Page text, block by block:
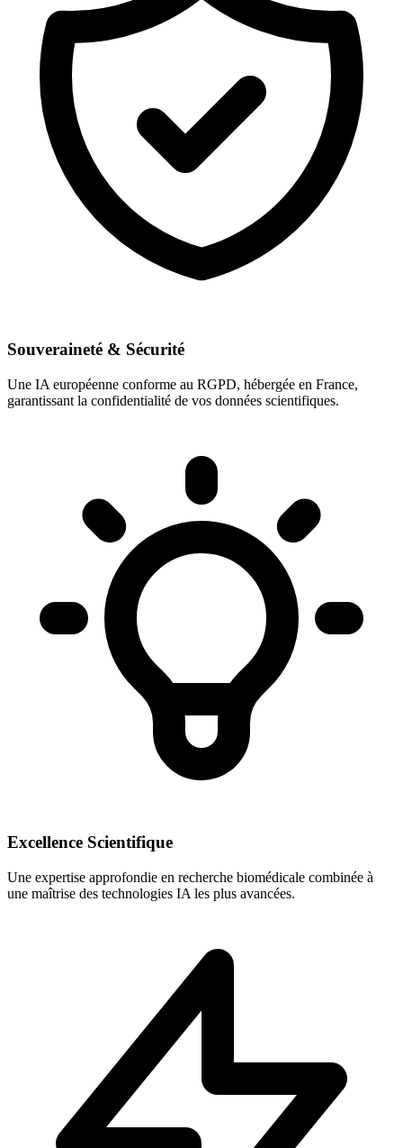
Souveraineté & Sécurité
Une IA européenne conforme au RGPD, hébergée en France,
garantissant la confidentialité de vos données scientifiques.
Excellence Scientifique
Une expertise approfondie en recherche biomédicale combinée à
une maîtrise des technologies IA les plus avancées.